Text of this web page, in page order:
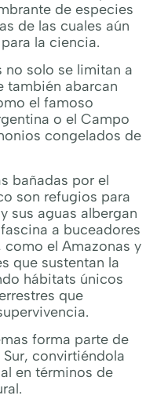
de especies
de las cuales aún
la ciencia.
no solo se limitan a
también abarcan
el famoso
o el Campo
congelados de
bañadas por el
son refugios para
sus aguas albergan
a buceadores
como el Amazonas y
que sustentan la
hábitats únicos
que
forma parte de
convirtiéndola
en términos de